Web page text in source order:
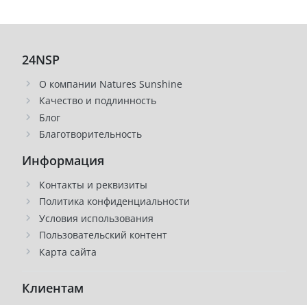
24NSP
О компании Natures Sunshine
Качество и подлинность
Блог
Благотворительность
Информация
Контакты и реквизиты
Политика конфиденциальности
Условия использования
Пользовательский контент
Карта сайта
Клиентам